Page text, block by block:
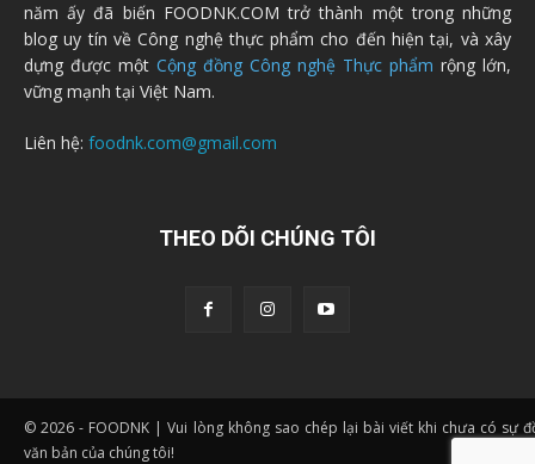
năm ấy đã biến FOODNK.COM trở thành một trong những
blog uy tín về Công nghệ thực phẩm cho đến hiện tại, và xây
dựng được một Cộng đồng Công nghệ Thực phẩm rộng lớn,
vững mạnh tại Việt Nam.
Liên hệ: foodnk.com@gmail.com
THEO DÕI CHÚNG TÔI
© 2026 - FOODNK | Vui lòng không sao chép lại bài viết khi chưa có sự
văn bản của chúng tôi!